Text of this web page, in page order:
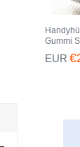
Gummi
H06 für
Cyan
EUR